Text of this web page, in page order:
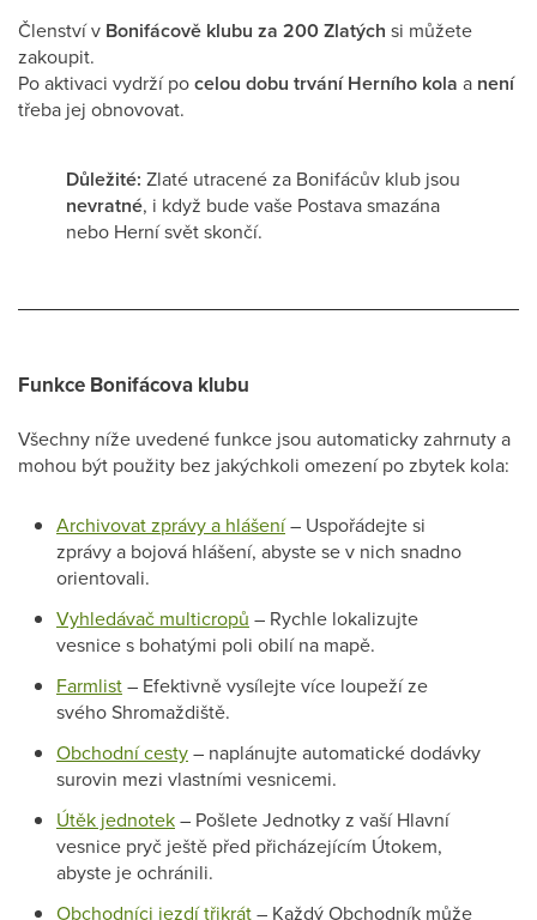
Členství v Bonifácově klubu za 200 Zlatých si můžete
zakoupit.
Po aktivaci vydrží pocelou dobu trvání Herního kola a není
třeba jej obnovovat.
Důležité: Zlaté utracené za Bonifácův klub jsou
nevratné, i když bude vaše Postava smazána
nebo Herní svět skončí.
Funkce Bonifácova klubu
Všechny níže uvedené funkce jsou automaticky zahrnuty a
mohou být použity bez jakýchkoli omezení po zbytek kola:
Archivovat zprávy a hlášení– Uspořádejte si
zprávy a bojová hlášení, abyste se v nich snadno
orientovali.
Vyhledávač multicropů – Rychle lokalizujte
vesnice s bohatými poli obilí na mapě.
Farmlist– Efektivně vysílejte více loupeží ze
svého Shromaždiště.
Obchodní cesty– naplánujte automatické dodávky
surovin mezi vlastními vesnicemi.
Útěk jednotek– Pošlete Jednotky z vaší Hlavní
vesnice pryč ještě před přicházejícím Útokem,
abyste je ochránili.
Obchodníci jezdí třikrát– Každý Obchodník může